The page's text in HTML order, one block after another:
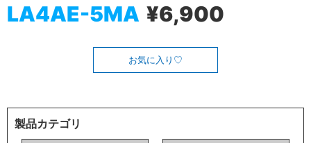
LA4AE-5MA ¥6,900
お気に入り
製品カテゴリ